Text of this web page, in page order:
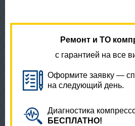
Ремонт и ТО
с гарантией на все
Оформите заявку —
на следующий день.
Диагностика
БЕСПЛАТНО!